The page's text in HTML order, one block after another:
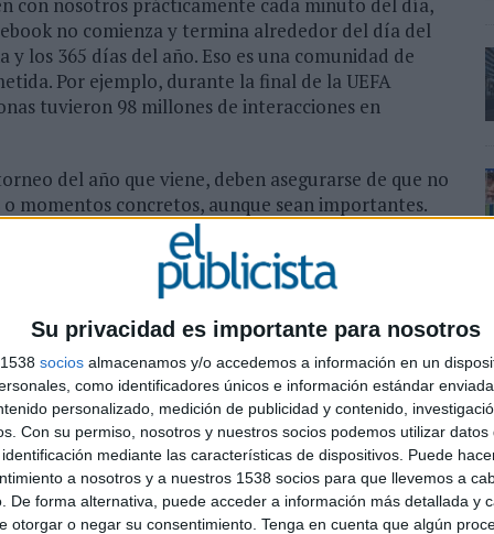
Su privacidad es importante para nosotros
socios almacenamos y/o accedemos a información en un
como identificadores únicos e información estándar
personalizado, medición de publicidad y contenido,
Con su permiso, nosotros y nuestros socios podemos utilizar datos
mediante las características de dispositivos. Puede
a nosotros y a nuestros 1538 socios para que llevemos a
De forma alternativa, puede acceder a información más detallada y
otorgar o negar su consentimiento. Tenga en cuenta que algún
no comienza y termina alrededor del día del
los 365 días del año. Eso es una comunidad de
Por ejemplo, durante la final de la UEFA
tuvieron 98 millones de interacciones en
del año que viene, deben asegurarse de que no
momentos concretos, aunque sean importantes.
activas que permitan a sus marcas construir
durante todo el torneo, y más allá.
el móvil como una plataforma a gran escala,
marca que quería tener éxito a lo largo de este
de 2014 es que el móvil ha consolidado su
de este siglo. Pero el ascenso del móvil
importante: el cambio dramático al vídeo.